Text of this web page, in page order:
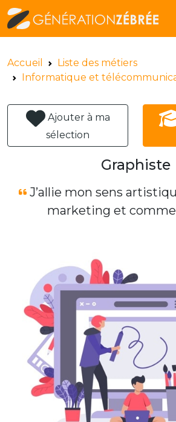
Accueil
Liste des métiers
Informatique et
Ajouter à ma
sélection
Graphiste
J’allie mon sens
marketing et